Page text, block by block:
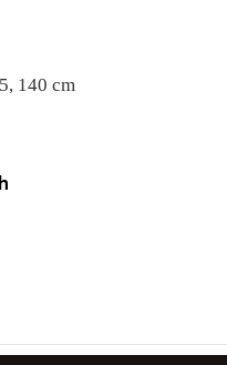
140 cm